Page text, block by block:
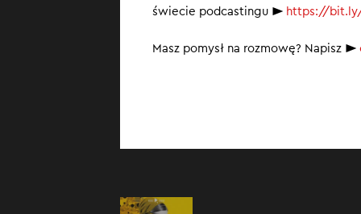
świecie podcastingu ► https://
Masz pomysł na rozmowę? Napisz ►